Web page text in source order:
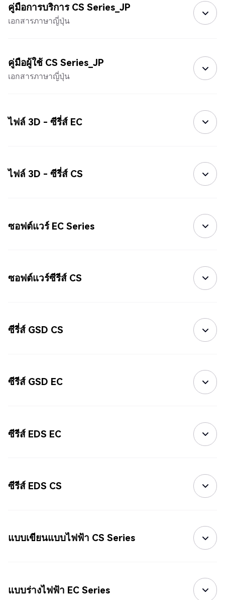
คู่มือการบริการ CS Series_JP
เอกสารภาษาญี่ปุ่น
คู่มือผู้ใช้ CS Series_JP
เอกสารภาษาญี่ปุ่น
ไฟล์ 3D - ซีรี่ส์ EC
ไฟล์ 3D - ซีรี่ส์ CS
ซอฟต์แวร์ EC Series
ซอฟต์แวร์ซีรีส์ CS
ซีรี่ส์ GSD CS
ซีรีส์ GSD EC
ซีรีส์ EDS EC
ซีรีส์ EDS CS
แบบเขียนแบบไฟฟ้า CS Series
แบบร่างไฟฟ้า EC Series